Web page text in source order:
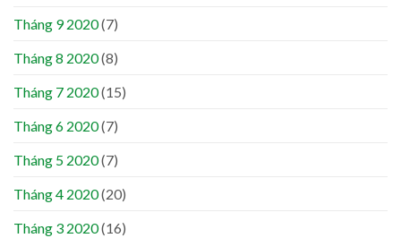
Tháng 9 2020(7)
Tháng 8 2020(8)
Tháng 7 2020(15)
Tháng 6 2020(7)
Tháng 5 2020(7)
Tháng 4 2020(20)
Tháng 3 2020(16)